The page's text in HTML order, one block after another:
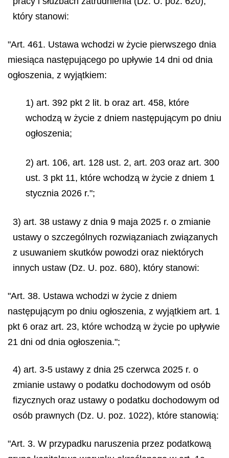
który stanowi:
"Art. 461. Ustawa wchodzi w życie pierwszego dnia
miesiąca następującego po upływie 14 dni od dnia
ogłoszenia, z wyjątkiem:
1) art. 392 pkt 2 lit. b oraz art. 458, które
wchodzą w życie z dniem następującym po dniu
ogłoszenia;
2) art. 106, art. 128 ust. 2, art. 203 oraz art. 300
ust. 3 pkt 11, które wchodzą w życie z dniem 1
stycznia 2026 r.";
3) art. 38 ustawy z dnia 9 maja 2025 r. o zmianie
ustawy o szczególnych rozwiązaniach związanych
z usuwaniem skutków powodzi oraz niektórych
innych ustaw (Dz. U. poz. 680), który stanowi:
"Art. 38. Ustawa wchodzi w życie z dniem
następującym po dniu ogłoszenia, z wyjątkiem art. 1
pkt 6 oraz art. 23, które wchodzą w życie po upływie
21 dni od dnia ogłoszenia.";
4) art. 3-5 ustawy z dnia 25 czerwca 2025 r. o
zmianie ustawy o podatku dochodowym od osób
fizycznych oraz ustawy o podatku dochodowym od
osób prawnych (Dz. U. poz. 1022), które stanowią:
"Art. 3. W przypadku naruszenia przez podatkową